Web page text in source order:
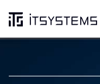
Cursos